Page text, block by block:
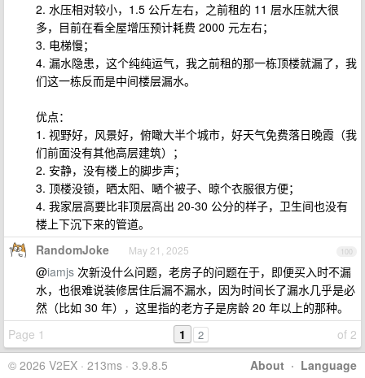
2. 水压相对较小，1.5 公斤左右，之前租的 11 层水压就大很
多，目前在看全屋增压预计耗费 2000 元左右；
3. 电梯慢；
4. 漏水隐患，这个纯纯运气，我之前租的那一栋顶楼就漏了，我
们这一栋反而是中间楼层漏水。
优点：
1. 视野好，风景好，俯瞰大半个城市，好天气免费落日晚霞（我
们前面没有其他高层建筑）；
2. 安静，没有楼上的脚步声；
3. 顶楼没锁，晒太阳、嗮个被子、晾个衣服很方便；
4. 我家层高要比非顶层高出 20-30 公分的样子，卫生间也没有
楼上下沉下来的管道。
100
RandomJoke May 21, 2025
@iamjs 次新没什么问题，老房子的问题在于，即便买入时不漏
水，也很难说装修居住后漏不漏水，因为时间长了漏水几乎是必
然（比如 30 年），这里指的老方子是房龄 20 年以上的那种。
Page 1
of 2
1 2
About · Language
© 2026 V2EX · 213ms · 3.9.8.5